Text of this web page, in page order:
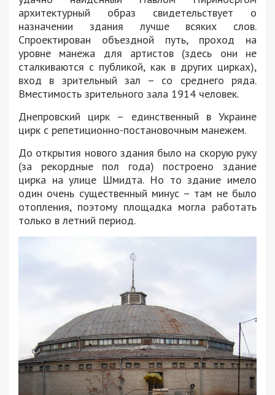
архитектурный образ свидетельствует о
назначении здания лучше всяких слов.
Спроектирован объездной путь, проход на
уровне манежа для артистов (здесь они не
сталкиваются с публикой, как в других цирках),
вход в зрительный зал – со среднего ряда.
Вместимость зрительного зала 1914 человек.
Днепровский цирк – единственный в Украине
цирк с репетиционно-постановочным манежем.
До открытия нового здания было на скорую руку
(за рекордные пол года) построено здание
цирка на улице Шмидта. Но то здание имело
один очень существенный минус – там не было
отопления, поэтому площадка могла работать
только в летний период.